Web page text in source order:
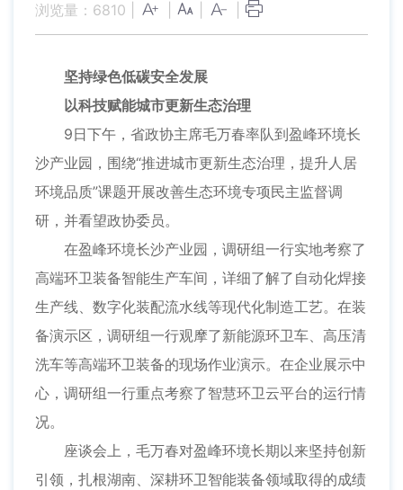
浏览量： 6810
坚持绿色低碳安全发展
以科技赋能城市更新生态治理
9日下午，省政协主席毛万春率队到盈峰环境长
沙产业园，围绕“推进城市更新生态治理，提升人居
环境品质”课题开展改善生态环境专项民主监督调
研，并看望政协委员。
在盈峰环境长沙产业园，调研组一行实地考察了
高端环卫装备智能生产车间，详细了解了自动化焊接
生产线、数字化装配流水线等现代化制造工艺。在装
备演示区，调研组一行观摩了新能源环卫车、高压清
洗车等高端环卫装备的现场作业演示。在企业展示中
心，调研组一行重点考察了智慧环卫云平台的运行情
况。
座谈会上，毛万春对盈峰环境长期以来坚持创新
引领，扎根湖南、深耕环卫智能装备领域取得的成绩